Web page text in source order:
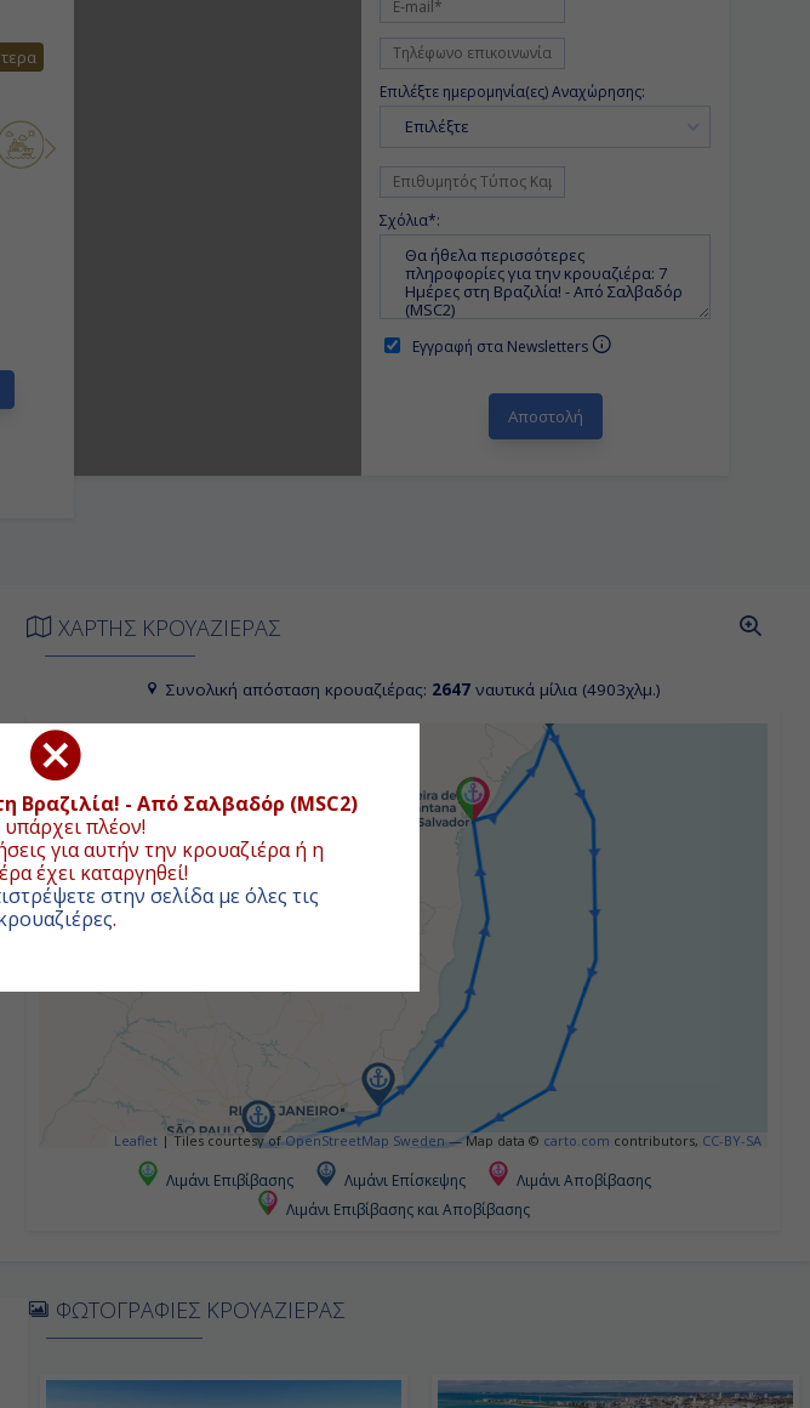
Βραζιλία! - Από Σαλβαδόρ (MSC2)
πλέον!
για αυτήν την κρουαζιέρα ή η
έχει καταργηθεί!
στην σελίδα με όλες τις
.
Επιλέξτε ημερομηνία(ες) Αναχώρησης:
Επιλέξτε
Σχόλια*:
Εγγραφή στα Newsletters
ΧΑΡΤΗΣ ΚΡΟΥΑΖΙΕΡΑΣ
Συνολική απόσταση κρουαζιέρας: 2647 ναυτικά μίλια (4903χλμ.)
+
−
Leaflet | Tiles courtesy ofOpenStreetMap Sweden — Map data © carto.com contributors, CC-BY-SA
Λιμάνι Επιβίβασης Λιμάνι Επίσκεψης
Λιμάνι Αποβίβασης
Λιμάνι Επιβίβασης και Αποβίβασης
ΦΩΤΟΓΡΑΦΙΕΣ ΚΡΟΥΑΖΙΕΡΑΣ